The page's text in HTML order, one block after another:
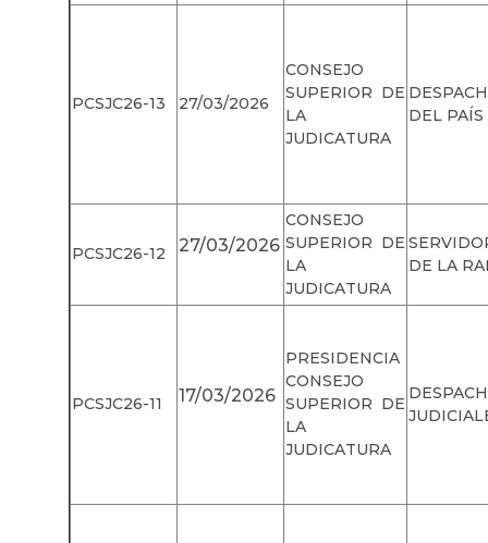
PCSJC26-13 27/03/2026
CONSEJO
SUPERIOR DE
LA
JUDICATURA
DEL PAÍS
PCSJC26-12 27/03/2026
CONSEJO
SUPERIOR DE
LA
JUDICATURA
DE LA
PCSJC26-11 17/03/2026
PRESIDENCIA
CONSEJO
SUPERIOR DE
LA
JUDICATURA